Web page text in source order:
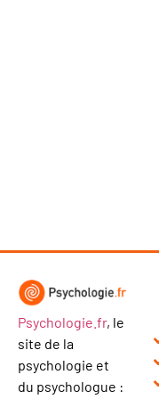
Psychologie.fr, le
site de la
psychologie et
du psychologue :